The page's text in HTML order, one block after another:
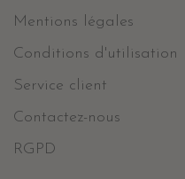
Mentions légales
Conditions d'utilisation
Service client
Contactez-nous
RGPD